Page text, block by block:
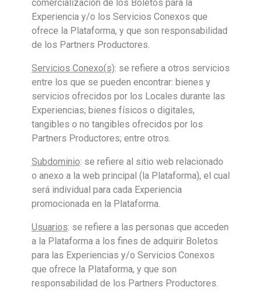
comercialización de los Boletos para la
Experiencia y/o los Servicios Conexos que
ofrece la Plataforma, y que son responsabilidad
de los Partners Productores.
Servicios Conexo(s): se refiere a otros servicios
entre los que se pueden encontrar: bienes y
servicios ofrecidos por los Locales durante las
Experiencias; bienes físicos o digitales,
tangibles o no tangibles ofrecidos por los
Partners Productores; entre otros.
Subdominio: se refiere al sitio web relacionado
o anexo a la web principal (la Plataforma), el cual
será individual para cada Experiencia
promocionada en la Plataforma.
Usuarios: se refiere a las personas que acceden
a la Plataforma a los fines de adquirir Boletos
para las Experiencias y/o Servicios Conexos
que ofrece la Plataforma, y que son
responsabilidad de los Partners Productores.